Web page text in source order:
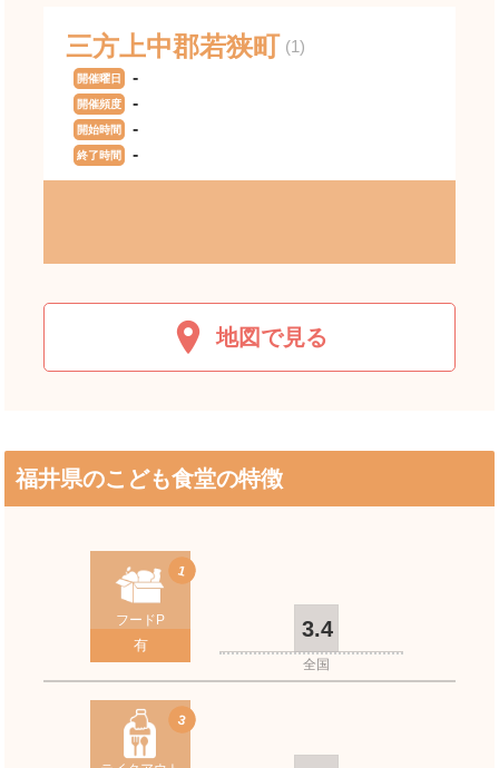
三方上中郡若狭町 (1)
開催曜日 -
開催頻度 -
開始時間 -
終了時間 -
地図で見る
JR北陸本線(米原～金沢)
敦賀港線
九頭竜線
JR小浜線
えちぜん鉄道三国芦原線
福井県のこども食堂の特徴
1
フードP
有
3.4
全国
3